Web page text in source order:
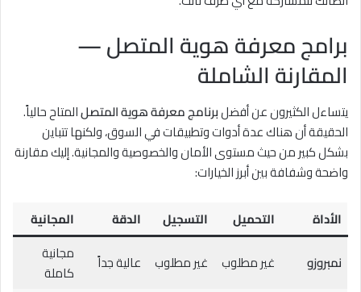
برامج معرفة هوية المتصل —
المقارنة الشاملة
يتساءل الكثيرون عن أفضلبرنامج معرفة هوية المتصلالمتاح حالياً.
الحقيقة أن هناك عدة أدوات وتطبيقات في السوق، ولكنها تتباين
بشكل كبير من حيث مستوى الأمان والخصوصية والمجانية. إليك مقارنة
واضحة وشفافة بين أبرز الخيارات:
الأداة
التحميل التسجيل الدقة
المجانية
نمبروزو
غير مطلوب غير مطلوب عالية جداً
مجانية
كاملة